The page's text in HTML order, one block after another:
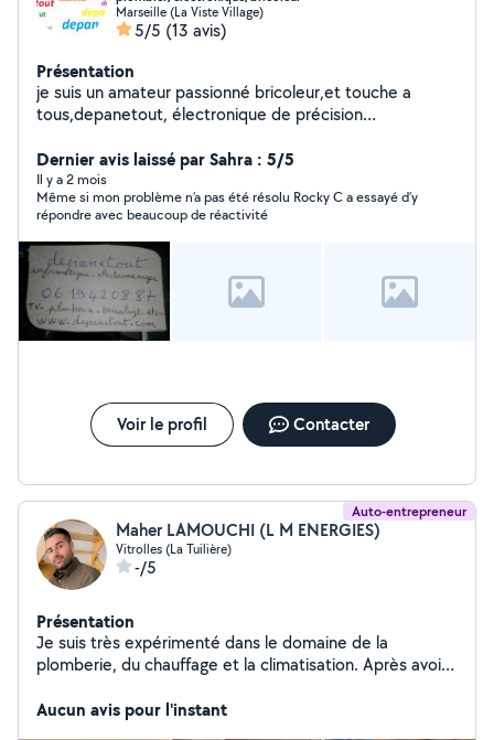
Marseille (La Viste Village)
5/5 (13 avis)
Présentation
je suis un amateur passionné bricoleur,et touche a
tous,depanetout, électronique de précision
Dernier avis laissé par Sahra : 5/5
Il y a 2 mois
Même si mon problème n’a pas été résolu Rocky C a essayé d’y
répondre avec beaucoup de réactivité
Voir le profil Contacter
Auto-entrepreneur
Maher LAMOUCHI (L M ENERGIES)
Vitrolles (La Tuilière)
-/5
Présentation
Je suis très expérimenté dans le domaine de la
plomberie, du chauffage et la climatisation. Après avoir
atteindre des postes de responsable travaux et
Aucun avis pour l'instant